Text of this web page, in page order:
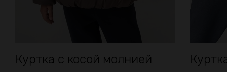
Куртка с косой молнией